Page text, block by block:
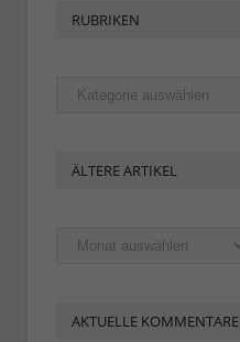
RUBRIKEN
Rubriken
ÄLTERE ARTIKEL
Ältere
Artikel
AKTUELLE KOMMENTARE